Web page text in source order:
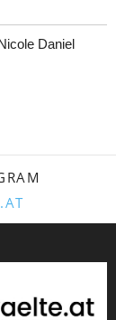
Daniel